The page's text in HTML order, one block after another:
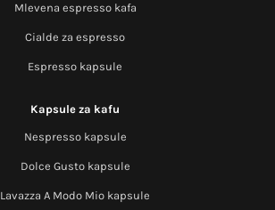
Mlevena espresso kafa
Cialde za espresso
Espresso kapsule
Kapsule za kafu
Nespresso kapsule
Dolce Gusto kapsule
Lavazza A Modo Mio kapsule